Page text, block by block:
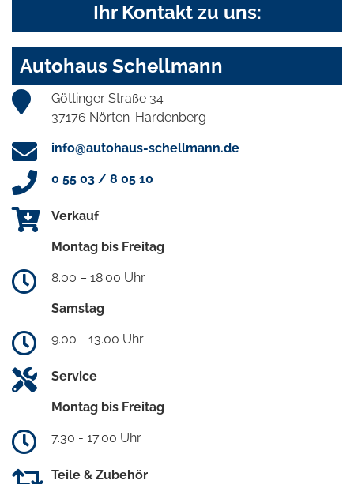
Ihr Kontakt zu uns:
Autohaus Schellmann
Göttinger Straße 34
37176 Nörten-Hardenberg
info@autohaus-schellmann.de
0 55 03 / 8 05 10
Verkauf
Montag bis Freitag
8.00 – 18.00 Uhr
Samstag
9.00 - 13.00 Uhr
Service
Montag bis Freitag
7.30 - 17.00 Uhr
Teile & Zubehör